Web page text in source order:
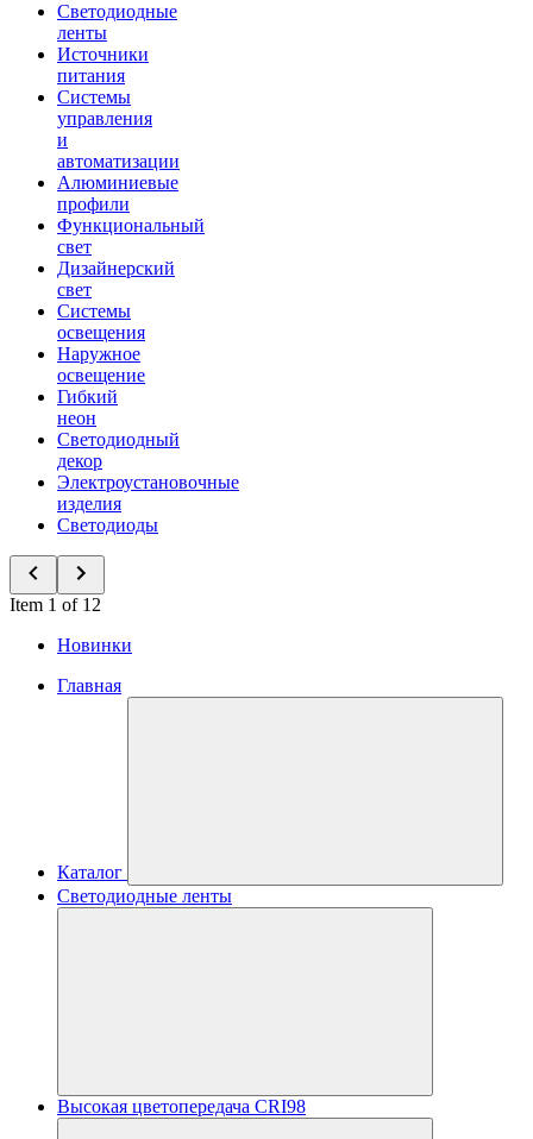
Светодиодные
ленты
Источники
питания
Системы
управления
и
автоматизации
Алюминиевые
профили
Функциональный
свет
Дизайнерский
свет
Системы
освещения
Наружное
освещение
Гибкий
неон
Светодиодный
декор
Электроустановочные
изделия
Светодиоды
Item 1 of 12
Новинки
Главная
Каталог
Светодиодные ленты
Высокая цветопередача CRI98